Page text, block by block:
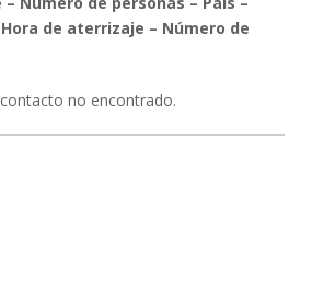
de aterrizaje – Número de
no encontrado.